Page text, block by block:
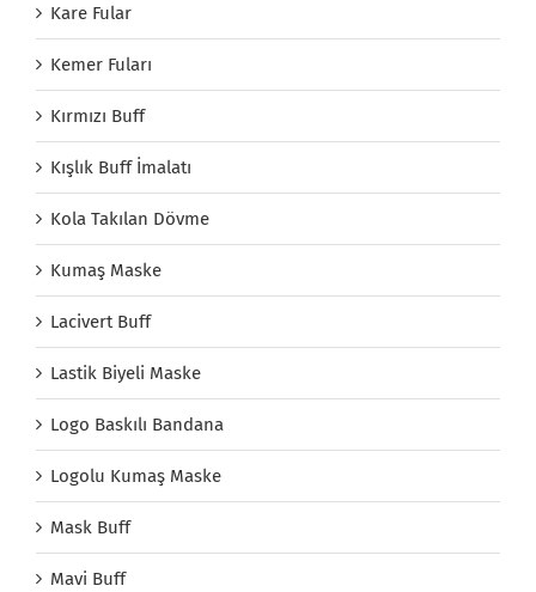
Kare Fular
Kemer Fuları
Kırmızı Buff
Kışlık Buff İmalatı
Kola Takılan Dövme
Kumaş Maske
Lacivert Buff
Lastik Biyeli Maske
Logo Baskılı Bandana
Logolu Kumaş Maske
Mask Buff
Mavi Buff